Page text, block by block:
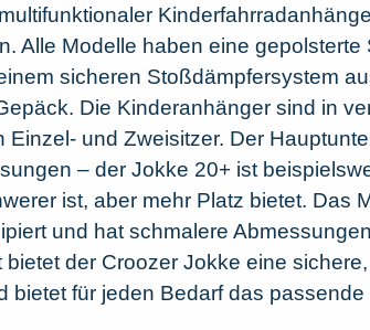
Alle Modelle haben eine gepolsterte
sicheren Stoßdämpfersystem
Die Kinderanhänger sind in
Einzel- und Zweisitzer. Der
– der Jokke 20+ ist
ist, aber mehr Platz bietet. Das
und hat schmalere
der Croozer Jokke eine
bietet für jeden Bedarf das passende